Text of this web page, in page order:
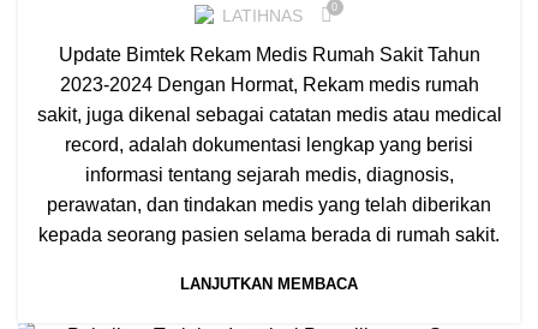
LATIHNAS 0
Update Bimtek Rekam Medis Rumah Sakit Tahun
2023-2024 Dengan Hormat, Rekam medis rumah
sakit, juga dikenal sebagai catatan medis atau medical
record, adalah dokumentasi lengkap yang berisi
informasi tentang sejarah medis, diagnosis,
perawatan, dan tindakan medis yang telah diberikan
kepada seorang pasien selama berada di rumah sakit.
LANJUTKAN MEMBACA